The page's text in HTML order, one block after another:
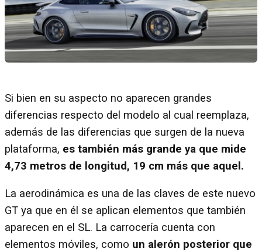
Si bien en su aspecto no aparecen grandes
diferencias respecto del modelo al cual reemplaza,
además de las diferencias que surgen de la nueva
plataforma, es también más grande ya que mide
4,73 metros de longitud, 19 cm más que aquel.
La aerodinámica es una de las claves de este nuevo
GT ya que en él se aplican elementos que también
aparecen en el SL. La carrocería cuenta con
elementos móviles, como un alerón posterior que